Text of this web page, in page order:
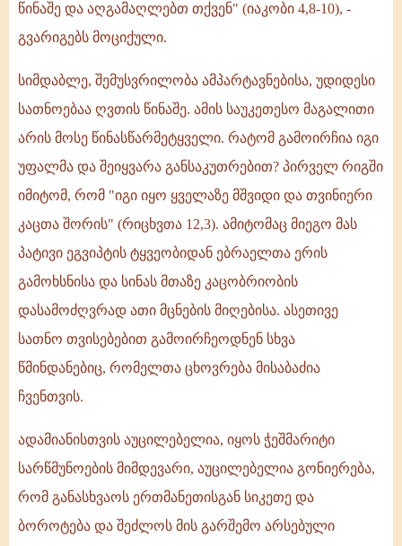
წინაშე და აღგამაღლებთ თქვენ" (იაკობი 4,8-10), -
გვარიგებს მოციქული.
სიმდაბლე, შემუსვრილობა ამპარტავნებისა, უდიდესი
სათნოებაა ღვთის წინაშე. ამის საუკეთესო მაგალითი
არის მოსე წინასწარმეტყველი. რატომ გამოირჩია იგი
უფალმა და შეიყვარა განსაკუთრებით? პირველ რიგში
იმიტომ, რომ "იგი იყო ყველაზე მშვიდი და თვინიერი
კაცთა შორის" (რიცხვთა 12,3). ამიტომაც მიეგო მას
პატივი ეგვიპტის ტყვეობიდან ებრაელთა ერის
გამოხსნისა და სინას მთაზე კაცობრიობის
დასამოძღვრად ათი მცნების მიღებისა. ასეთივე
სათნო თვისებებით გამოირჩეოდნენ სხვა
წმინდანებიც, რომელთა ცხოვრება მისაბაძია
ჩვენთვის.
ადამიანისთვის აუცილებელია, იყოს ჭეშმარიტი
სარწმუნოების მიმდევარი, აუცილებელია გონიერება,
რომ განასხვაოს ერთმანეთისგან სიკეთე და
ბოროტება და შეძლოს მის გარშემო არსებული